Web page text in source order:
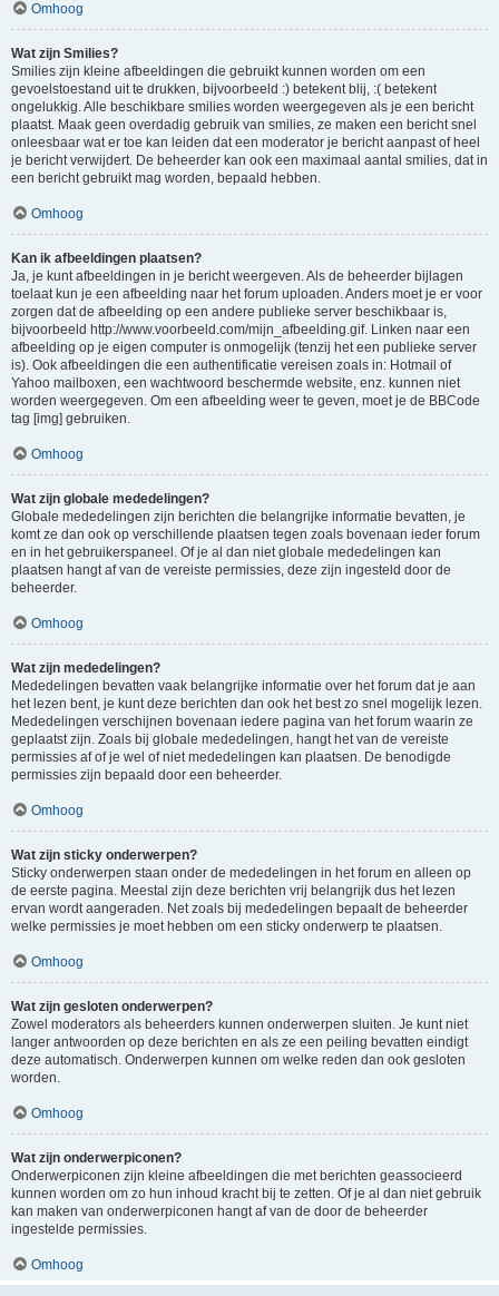
Omhoog
Wat zijn Smilies?
Smilies zijn kleine afbeeldingen die gebruikt kunnen worden om een
gevoelstoestand uit te drukken, bijvoorbeeld :) betekent blij, :( betekent
ongelukkig. Alle beschikbare smilies worden weergegeven als je een bericht
plaatst. Maak geen overdadig gebruik van smilies, ze maken een bericht snel
onleesbaar wat er toe kan leiden dat een moderator je bericht aanpast of heel
je bericht verwijdert. De beheerder kan ook een maximaal aantal smilies, dat in
een bericht gebruikt mag worden, bepaald hebben.
Omhoog
Kan ik afbeeldingen plaatsen?
Ja, je kunt afbeeldingen in je bericht weergeven. Als de beheerder bijlagen
toelaat kun je een afbeelding naar het forum uploaden. Anders moet je er voor
zorgen dat de afbeelding op een andere publieke server beschikbaar is,
bijvoorbeeld http://www.voorbeeld.com/mijn_afbeelding.gif. Linken naar een
afbeelding op je eigen computer is onmogelijk (tenzij het een publieke server
is). Ook afbeeldingen die een authentificatie vereisen zoals in: Hotmail of
Yahoo mailboxen, een wachtwoord beschermde website, enz. kunnen niet
worden weergegeven. Om een afbeelding weer te geven, moet je de BBCode
tag [img] gebruiken.
Omhoog
Wat zijn globale mededelingen?
Globale mededelingen zijn berichten die belangrijke informatie bevatten, je
komt ze dan ook op verschillende plaatsen tegen zoals bovenaan ieder forum
en in het gebruikerspaneel. Of je al dan niet globale mededelingen kan
plaatsen hangt af van de vereiste permissies, deze zijn ingesteld door de
beheerder.
Omhoog
Wat zijn mededelingen?
Mededelingen bevatten vaak belangrijke informatie over het forum dat je aan
het lezen bent, je kunt deze berichten dan ook het best zo snel mogelijk lezen.
Mededelingen verschijnen bovenaan iedere pagina van het forum waarin ze
geplaatst zijn. Zoals bij globale mededelingen, hangt het van de vereiste
permissies af of je wel of niet mededelingen kan plaatsen. De benodigde
permissies zijn bepaald door een beheerder.
Omhoog
Wat zijn sticky onderwerpen?
Sticky onderwerpen staan onder de mededelingen in het forum en alleen op
de eerste pagina. Meestal zijn deze berichten vrij belangrijk dus het lezen
ervan wordt aangeraden. Net zoals bij mededelingen bepaalt de beheerder
welke permissies je moet hebben om een sticky onderwerp te plaatsen.
Omhoog
Wat zijn gesloten onderwerpen?
Zowel moderators als beheerders kunnen onderwerpen sluiten. Je kunt niet
langer antwoorden op deze berichten en als ze een peiling bevatten eindigt
deze automatisch. Onderwerpen kunnen om welke reden dan ook gesloten
worden.
Omhoog
Wat zijn onderwerpiconen?
Onderwerpiconen zijn kleine afbeeldingen die met berichten geassocieerd
kunnen worden om zo hun inhoud kracht bij te zetten. Of je al dan niet gebruik
kan maken van onderwerpiconen hangt af van de door de beheerder
ingestelde permissies.
Omhoog